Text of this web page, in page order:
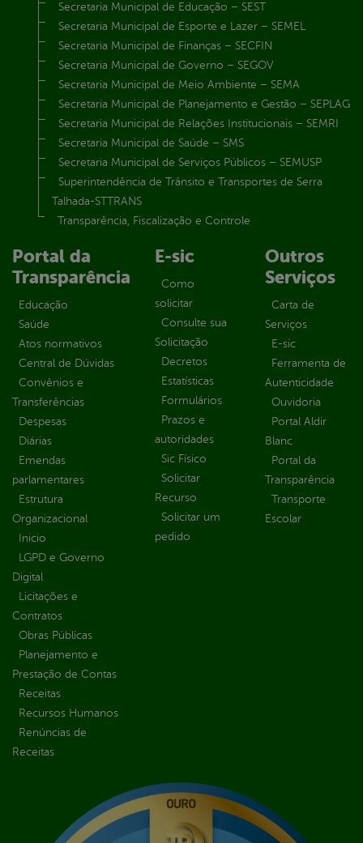
Secretaria Municipal de Educação – SEST
Secretaria Municipal de Esporte e Lazer – SEMEL
Secretaria Municipal de Finanças – SECFIN
Secretaria Municipal de Governo – SEGOV
Secretaria Municipal de Meio Ambiente – SEMA
Secretaria Municipal de Planejamento e Gestão – SEPLAG
Secretaria Municipal de Relações Institucionais – SEMRI
Secretaria Municipal de Saúde – SMS
Secretaria Municipal de Serviços Públicos – SEMUSP
Superintendência de Trânsito e Transportes de Serra
Talhada-STTRANS
Transparência, Fiscalização e Controle
Portal da
Transparência
Educação
Saúde
Atos normativos
Central de Dúvidas
Convênios e
Transferências
Despesas
Diárias
Emendas
parlamentares
Estrutura
Organizacional
Inicio
LGPD e Governo
Digital
Licitações e
Contratos
Obras Públicas
Planejamento e
Prestação de Contas
Receitas
Recursos Humanos
Renúncias de
Receitas
E-sic
Como
solicitar
Consulte sua
Solicitação
Decretos
Estatísticas
Formulários
Prazos e
autoridades
Sic Físico
Solicitar
Recurso
Solicitar um
pedido
Outros
Serviços
Carta de
Serviços
E-sic
Ferramenta de
Autenticidade
Ouvidoria
Portal Aldir
Blanc
Portal da
Transparência
Transporte
Escolar